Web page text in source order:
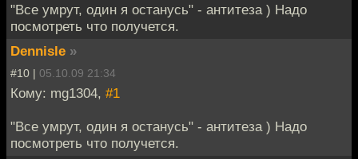
"Все умрут, один я останусь" - антитеза ) Надо
посмотреть что получется.
Dennisle »
#10 | 05.10.09 21:34
Кому: mg1304, #1
"Все умрут, один я останусь" - антитеза ) Надо
посмотреть что получется.